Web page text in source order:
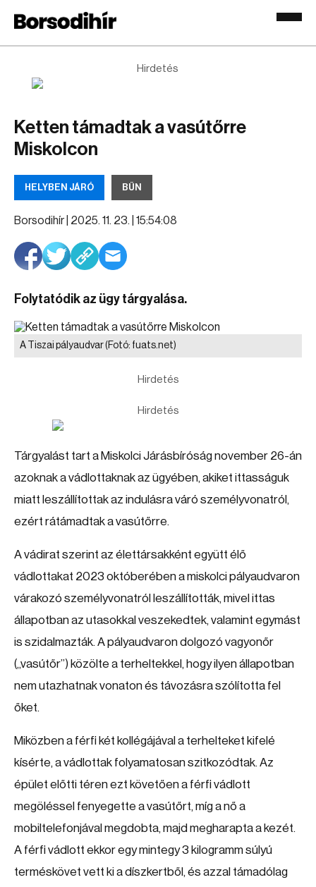
Hirdetés
Ketten támadtak a vasútőrre
Miskolcon
HELYBEN JÁRÓ BŰN
Borsodihír | 2025. 11. 23. | 15:54:08
Folytatódik az ügy tárgyalása.
A Tiszai pályaudvar(Fotó: fuats.net)
Hirdetés
Hirdetés
Tárgyalást tart a Miskolci Járásbíróság november 26-án
azoknak a vádlottaknak az ügyében, akiket ittasságuk
miatt leszállítottak az indulásra váró személyvonatról,
ezért rátámadtak a vasútőrre.
A vádirat szerint az élettársakként együtt élő
vádlottakat 2023 októberében a miskolci pályaudvaron
várakozó személyvonatról leszállították, mivel ittas
állapotban az utasokkal veszekedtek, valamint egymást
is szidalmazták. A pályaudvaron dolgozó vagyonőr
(„vasútőr”) közölte a terheltekkel, hogy ilyen állapotban
nem utazhatnak vonaton és távozásra szólította fel
őket.
Miközben a férfi két kollégájával a terhelteket kifelé
kísérte, a vádlottak folyamatosan szitkozódtak. Az
épület előtti téren ezt követően a férfi vádlott
megöléssel fenyegette a vasútőrt, míg a nő a
mobiltelefonjával megdobta, majd megharapta a kezét.
A férfi vádlott ekkor egy mintegy 3 kilogramm súlyú
terméskövet vett ki a díszkertből, és azzal támadólag